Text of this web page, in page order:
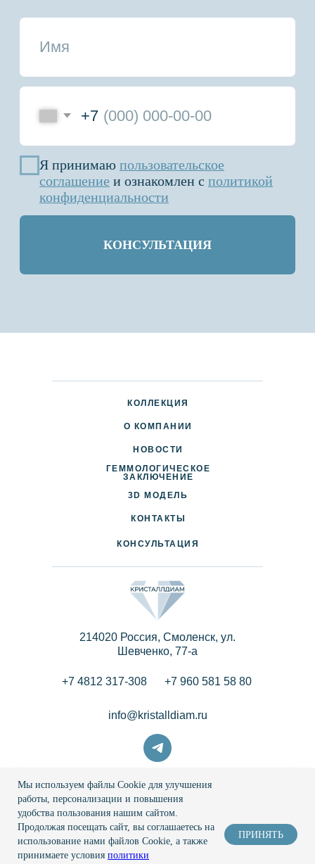
info@kristalldiam.ru
214020 Россия, Смоленск, ул.
Шевченко, 77-a
+7 4812 317-308 +7 960 581 58 80
КОНТАКТЫ
КОЛЛЕКЦИЯ
НОВОСТИ
О КОМПАНИИ
ДОСТАВКА И ОПЛАТА
ПАРТНЕРАМ
3D МОДЕЛЬ
КОНСУЛЬТАЦИЯ
ГЕММОЛОГИЧЕСКОЕ
ЗАКЛЮЧЕНИЕ
Пользовательское соглашение
Политика конфиденциальности
© 2026 Кристаллдиам
Мы используем файлы Cookie для улучшения
работы, персонализации и повышения
удобства пользования нашим сайтом.
Продолжая посещать сайт, вы соглашаетесь на
использование нами файлов Cookie, а также
принимаете условия политики
ПРИНЯТЬ